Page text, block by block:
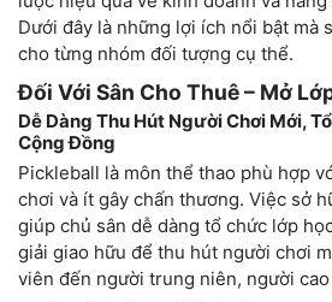
Dưới đây là những lợi ích nổi bật mà
cho từng nhóm đối tượng cụ thể.
Đối Với Sân Cho Thuê – Mở
Dễ Dàng Thu Hút Người Chơi Mới,
Cộng Đồng
Pickleball là môn thể thao phù hợp
chơi và ít gây chấn thương. Việc sở
giúp chủ sân dễ dàng tổ chức lớp
giải giao hữu để thu hút người chơi
viên đến người trung niên, người